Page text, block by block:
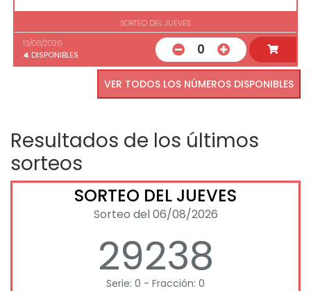
SORTEO DEL JUEVES
13/08/2026
4 DISPONIBLES 0
VER TODOS LOS NÚMEROS DISPONIBLES
Resultados de los últimos
sorteos
SORTEO DEL JUEVES
Sorteo del 06/08/2026
29238
Serie: 0 - Fracción: 0